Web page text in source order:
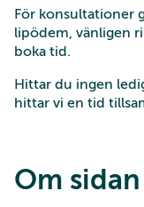
För konsultationer
lipödem, vänligen
boka tid.
Hittar du ingen
hittar vi en tid
Om sidan